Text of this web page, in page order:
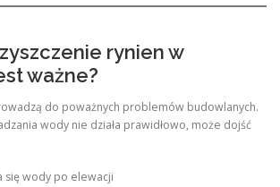
rynien w
ważne?
do poważnych problemów budowlanych.
wody nie działa prawidłowo, może dojść
się wody po elewacji